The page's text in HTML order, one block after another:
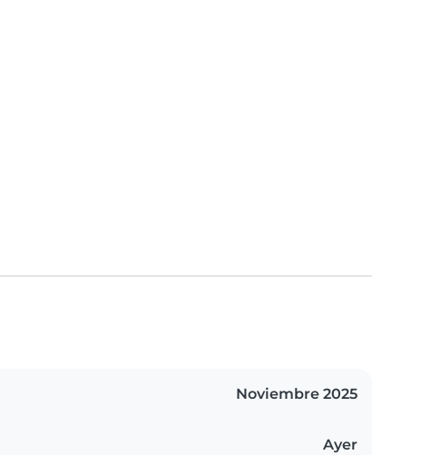
Noviembre 2025
Ayer